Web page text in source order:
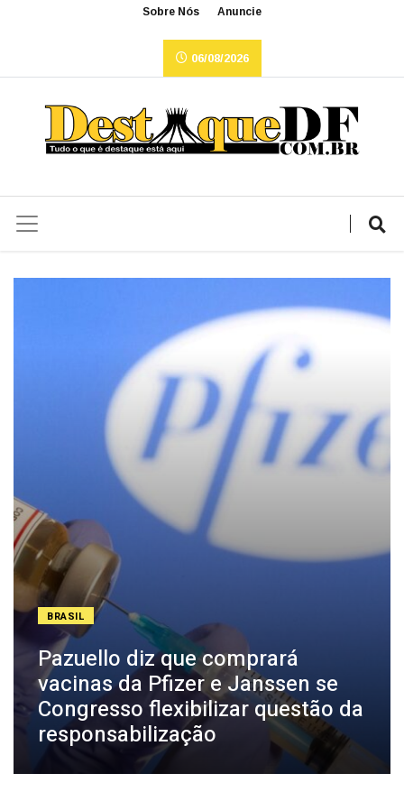
Sobre Nós Anuncie
06/08/2026
BRASIL
Pazuello diz que comprará
vacinas da Pfizer e Janssen se
Congresso flexibilizar questão da
responsabilização